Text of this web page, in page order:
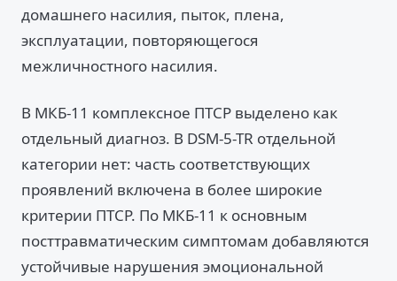
домашнего насилия, пыток, плена,
эксплуатации, повторяющегося
межличностного насилия.
В МКБ-11 комплексное ПТСР выделено как
отдельный диагноз. В DSM-5-TR отдельной
категории нет: часть соответствующих
проявлений включена в более широкие
критерии ПТСР. По МКБ-11 к основным
посттравматическим симптомам добавляются
устойчивые нарушения эмоциональной